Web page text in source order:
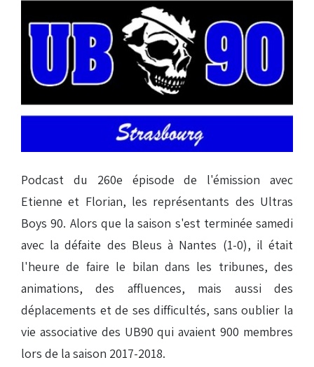
Podcast du 260e épisode de l'émission avec
Etienne et Florian, les représentants des Ultras
Boys 90. Alors que la saison s'est terminée samedi
avec la défaite des Bleus à Nantes (1-0), il était
l'heure de faire le bilan dans les tribunes, des
animations, des affluences, mais aussi des
déplacements et de ses difficultés, sans oublier la
vie associative des UB90 qui avaient 900 membres
lors de la saison 2017-2018.